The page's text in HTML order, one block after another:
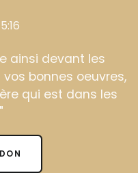
ainsi devant les
bonnes oeuvres,
qui est dans les